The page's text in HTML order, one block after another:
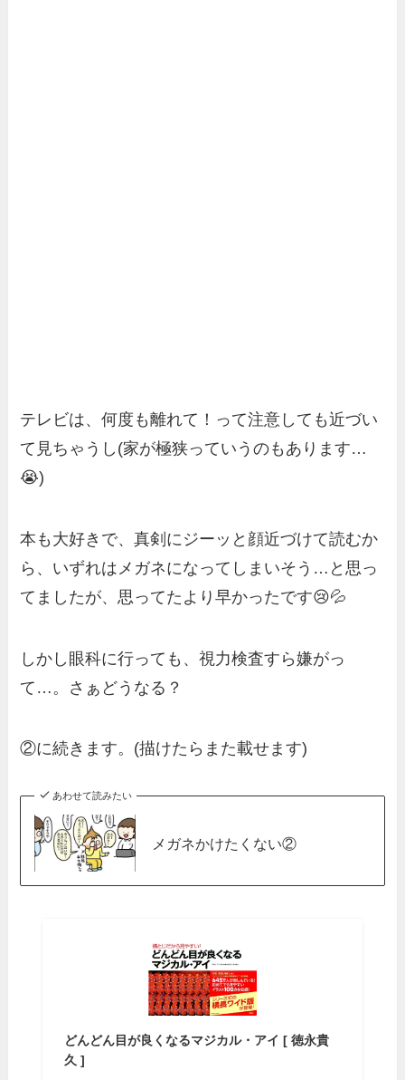
テレビは、何度も離れて！って注意しても近づい
て見ちゃうし(家が極狭っていうのもあります…
😭)
本も大好きで、真剣にジーッと顔近づけて読むか
ら、いずれはメガネになってしまいそう…と思っ
てましたが、思ってたより早かったです😢💦
しかし眼科に行っても、視力検査すら嫌がっ
て…。さぁどうなる？
②に続きます。(描けたらまた載せます)
あわせて読みたい
メガネかけたくない②
どんどん目が良くなるマジカル・アイ [ 徳永貴
久 ]